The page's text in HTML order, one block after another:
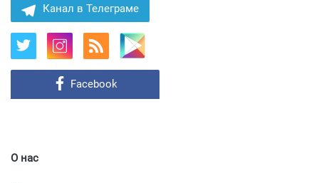
Канал в Телеграме
О нас
Facebook